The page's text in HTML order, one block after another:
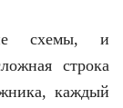
схемы, и
строка
каждый